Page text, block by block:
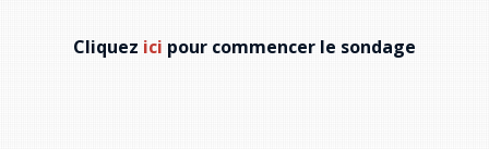
Passeport Santé
Cliquez ici pour commencer le sondage